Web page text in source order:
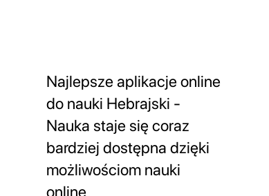
Najlepsze aplikacje online
do nauki Hebrajski -
Nauka staje się coraz
bardziej dostępna dzięki
możliwościom nauki
online